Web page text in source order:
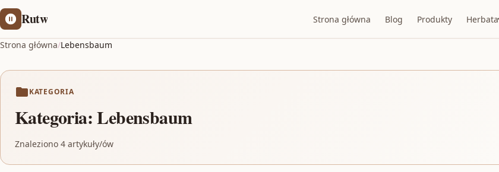
Rutw Strona główna Blog Produkty Herbata
Strona główna/Lebensbaum
KATEGORIA
Kategoria:Lebensbaum
Znaleziono 4 artykuły/ów